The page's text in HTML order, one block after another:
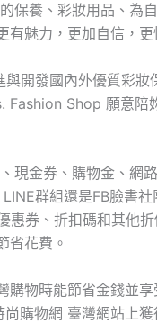
保養、彩妝用品、為
魅力，更加自信，更
開發國內外優質彩妝
Fashion Shop 願意陪
現金券、購物金、網
群組還是FB臉書
券、折扣碼和其他
省花費。
物時能節省金錢並
購物網 臺灣網站上